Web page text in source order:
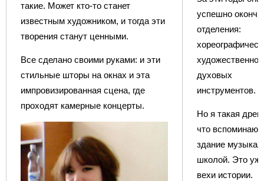
такие. Может кто-то станет
известным художником, и тогда эти
творения станут ценными.
Все сделано своими руками: и эти
стильные шторы на окнах и эта
импровизированная сцена, где
проходят камерные концерты.
успешно
отделения:
духовых
инструментов.
Но я такая
что вспоминаю
здание
школой. Это
вехи истории.